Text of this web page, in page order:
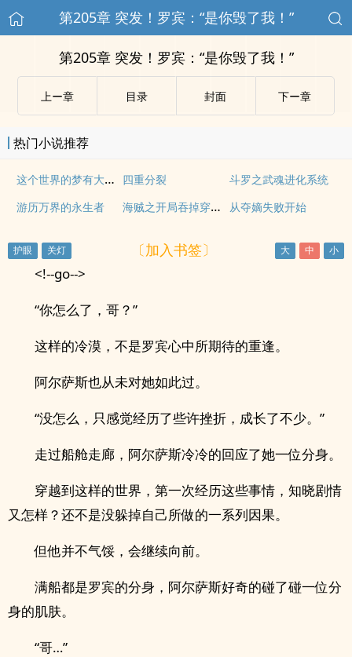
第205章 突发！罗宾：“是你毁了我！”
第205章 突发！罗宾：“是你毁了我！”
上ー章 目录 封面 下ー章
热门小说推荐
这个世界的梦有大问题 四重分裂
斗罗之武魂进化系统
游历万界的永生者
海贼之开局吞掉穿越者 从夺嫡失败开始
〔加入书签〕
<!--go-->
“你怎么了，哥？”
这样的冷漠，不是罗宾心中所期待的重逢。
阿尔萨斯也从未对她如此过。
“没怎么，只感觉经历了些许挫折，成长了不少。”
走过船舱走廊，阿尔萨斯冷冷的回应了她一位分身。
穿越到这样的世界，第一次经历这些事情，知晓剧情
又怎样？还不是没躲掉自己所做的一系列因果。
但他并不气馁，会继续向前。
满船都是罗宾的分身，阿尔萨斯好奇的碰了碰一位分
身的肌肤。
“哥…”